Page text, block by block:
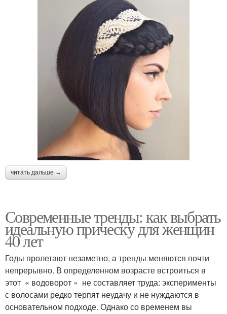
читать дальше →
Современные тренды: как выбрать
идеальную прическу для женщин
40 лет
Годы пролетают незаметно, а тренды меняются почти
непрерывно. В определенном возрасте встроиться в
этот « водоворот » не составляет труда: эксперименты
с волосами редко терпят неудачу и не нуждаются в
основательном подходе. Однако со временем вы